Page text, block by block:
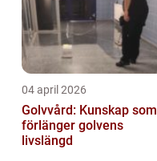
04 april 2026
Golvvård: Kunskap som
förlänger golvens
livslängd